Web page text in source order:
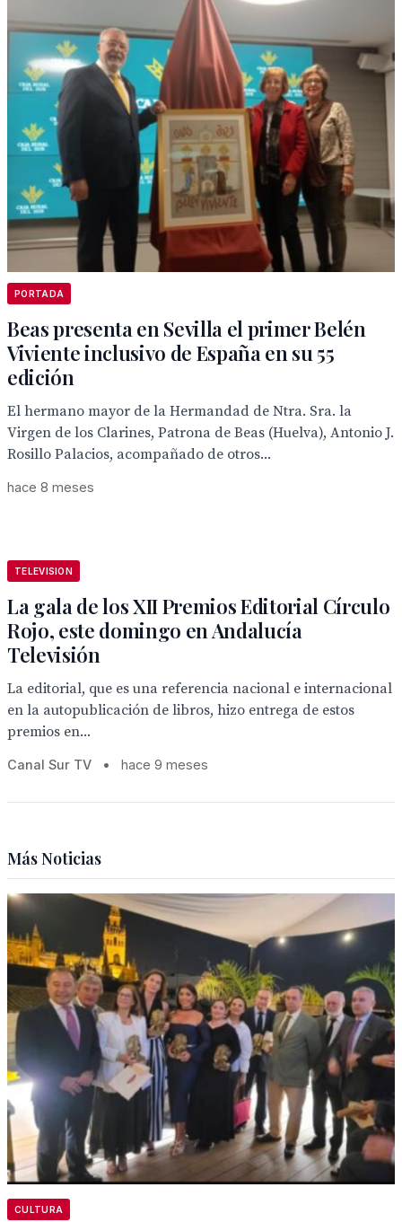
PORTADA
Beas presenta en Sevilla el primer Belén
Viviente inclusivo de España en su 55
edición
El hermano mayor de la Hermandad de Ntra. Sra. la
Virgen de los Clarines, Patrona de Beas (Huelva), Antonio J.
Rosillo Palacios, acompañado de otros...
hace 8 meses
TELEVISION
La gala de los XII Premios Editorial Círculo
Rojo, este domingo en Andalucía
Televisión
La editorial, que es una referencia nacional e internacional
en la autopublicación de libros, hizo entrega de estos
premios en...
Canal Sur TV • hace 9 meses
Más Noticias
CULTURA